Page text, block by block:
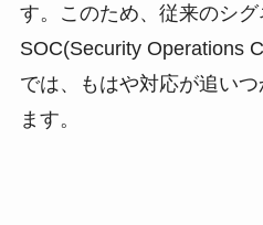
す。このため、従来のシ
SOC(Security Operations
では、もはや対応が追い
ます。